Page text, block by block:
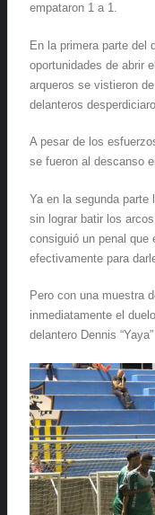
empataron 1 a 1.
En la primera parte del
oportunidades de abrir
arqueros se vistieron
delanteros
A pesar de los
se fueron al descanso
Ya en la segunda parte
sin lograr batir los
consiguió un penal que
efectivamente para
Pero con una muestra
inmediatamente el
delantero Dennis